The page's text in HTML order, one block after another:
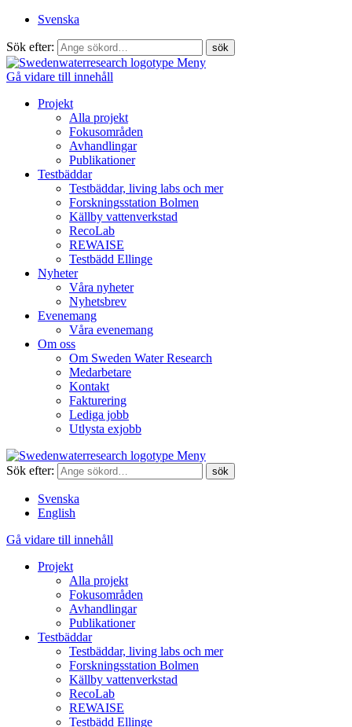
Svenska
Sök efter:
Meny
Gå vidare till innehåll
Projekt
Alla projekt
Fokusområden
Avhandlingar
Publikationer
Testbäddar
Testbäddar, living labs och mer
Forskningsstation Bolmen
Källby vattenverkstad
RecoLab
REWAISE
Testbädd Ellinge
Nyheter
Våra nyheter
Nyhetsbrev
Evenemang
Våra evenemang
Om oss
Om Sweden Water Research
Medarbetare
Kontakt
Fakturering
Lediga jobb
Utlysta exjobb
Meny
Sök efter:
Svenska
English
Gå vidare till innehåll
Projekt
Alla projekt
Fokusområden
Avhandlingar
Publikationer
Testbäddar
Testbäddar, living labs och mer
Forskningsstation Bolmen
Källby vattenverkstad
RecoLab
REWAISE
Testbädd Ellinge